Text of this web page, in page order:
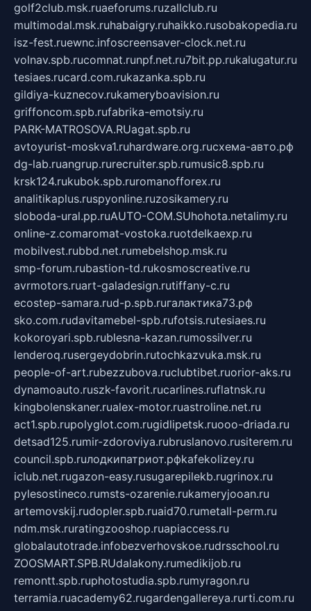
golf2club.msk.ruaeforums.ruzallclub.ru
multimodal.msk.ruhabaigry.ruhaikko.rusobakopedia.ru
isz-fest.ruewnc.infoscreensaver-clock.net.ru
volnav.spb.rucomnat.runpf.net.ru7bit.pp.rukalugatur.ru
tesiaes.rucard.com.rukazanka.spb.ru
gildiya-kuznecov.rukameryboavision.ru
griffoncom.spb.rufabrika-emotsiy.ru
PARK-MATROSOVA.RUagat.spb.ru
avtoyurist-moskva1.ruhardware.org.ruсхема-авто.рф
dg-lab.ruangrup.rurecruiter.spb.rumusic8.spb.ru
krsk124.rukubok.spb.ruromanofforex.ru
analitikaplus.ruspyonline.ruzosikamery.ru
sloboda-ural.pp.ruAUTO-COM.SUhohota.netalimy.ru
online-z.comaromat-vostoka.ruotdelkaexp.ru
mobilvest.rubbd.net.rumebelshop.msk.ru
smp-forum.rubastion-td.rukosmoscreative.ru
avrmotors.ruart-galadesign.rutiffany-c.ru
ecostep-samara.rud-p.spb.ruгалактика73.рф
sko.com.rudavitamebel-spb.rufotsis.rutesiaes.ru
kokoroyari.spb.rublesna-kazan.rumossilver.ru
lenderoq.rusergeydobrin.rutochkazvuka.msk.ru
people-of-art.rubezzubova.ruclubtibet.ruorior-aks.ru
dynamoauto.ruszk-favorit.rucarlines.ruflatnsk.ru
kingbolenskaner.rualex-motor.ruastroline.net.ru
act1.spb.rupolyglot.com.rugidlipetsk.ruooo-driada.ru
detsad125.rumir-zdoroviya.rubruslanovo.rusiterem.ru
council.spb.ruлодкипатриот.рфkafekolizey.ru
iclub.net.rugazon-easy.rusugarepilekb.rugrinox.ru
pylesostineco.rumsts-ozarenie.rukameryjooan.ru
artemovskij.rudopler.spb.ruaid70.rumetall-perm.ru
ndm.msk.ruratingzooshop.ruapiaccess.ru
globalautotrade.infobezverhovskoe.rudrsschool.ru
ZOOSMART.SPB.RUdalakony.rumedikijob.ru
remontt.spb.ruphotostudia.spb.rumyragon.ru
terramia.ruacademy62.rugardengallereya.rurti.com.ru